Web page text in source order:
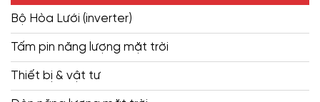
Bộ Hòa Lưới (inverter)
Tấm pin năng lượng mặt trời
Thiết bị & vật tư